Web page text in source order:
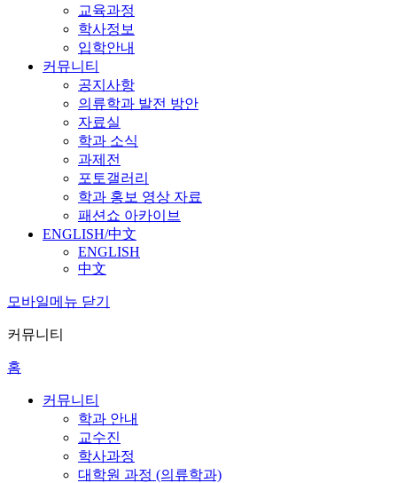
교육과정
학사정보
입학안내
커뮤니티
공지사항
의류학과 발전 방안
자료실
학과 소식
과제전
포토갤러리
학과 홍보 영상 자료
패션쇼 아카이브
ENGLISH/中文
ENGLISH
中文
모바일메뉴 닫기
커뮤니티
홈
커뮤니티
학과 안내
교수진
학사과정
대학원 과정 (의류학과)